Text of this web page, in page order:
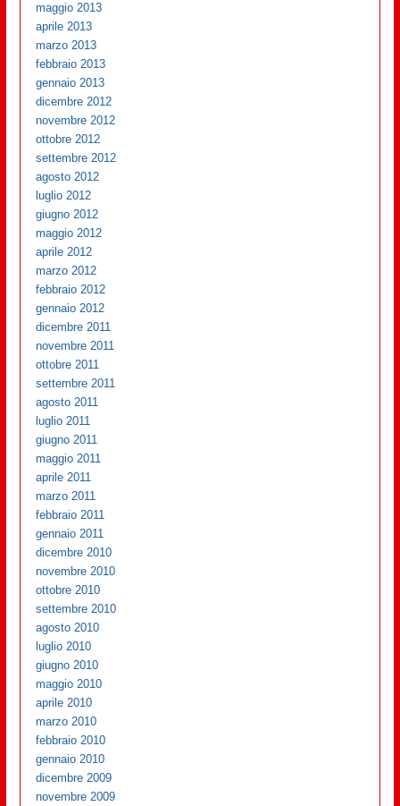
maggio 2013
aprile 2013
marzo 2013
febbraio 2013
gennaio 2013
dicembre 2012
novembre 2012
ottobre 2012
settembre 2012
agosto 2012
luglio 2012
giugno 2012
maggio 2012
aprile 2012
marzo 2012
febbraio 2012
gennaio 2012
dicembre 2011
novembre 2011
ottobre 2011
settembre 2011
agosto 2011
luglio 2011
giugno 2011
maggio 2011
aprile 2011
marzo 2011
febbraio 2011
gennaio 2011
dicembre 2010
novembre 2010
ottobre 2010
settembre 2010
agosto 2010
luglio 2010
giugno 2010
maggio 2010
aprile 2010
marzo 2010
febbraio 2010
gennaio 2010
dicembre 2009
novembre 2009